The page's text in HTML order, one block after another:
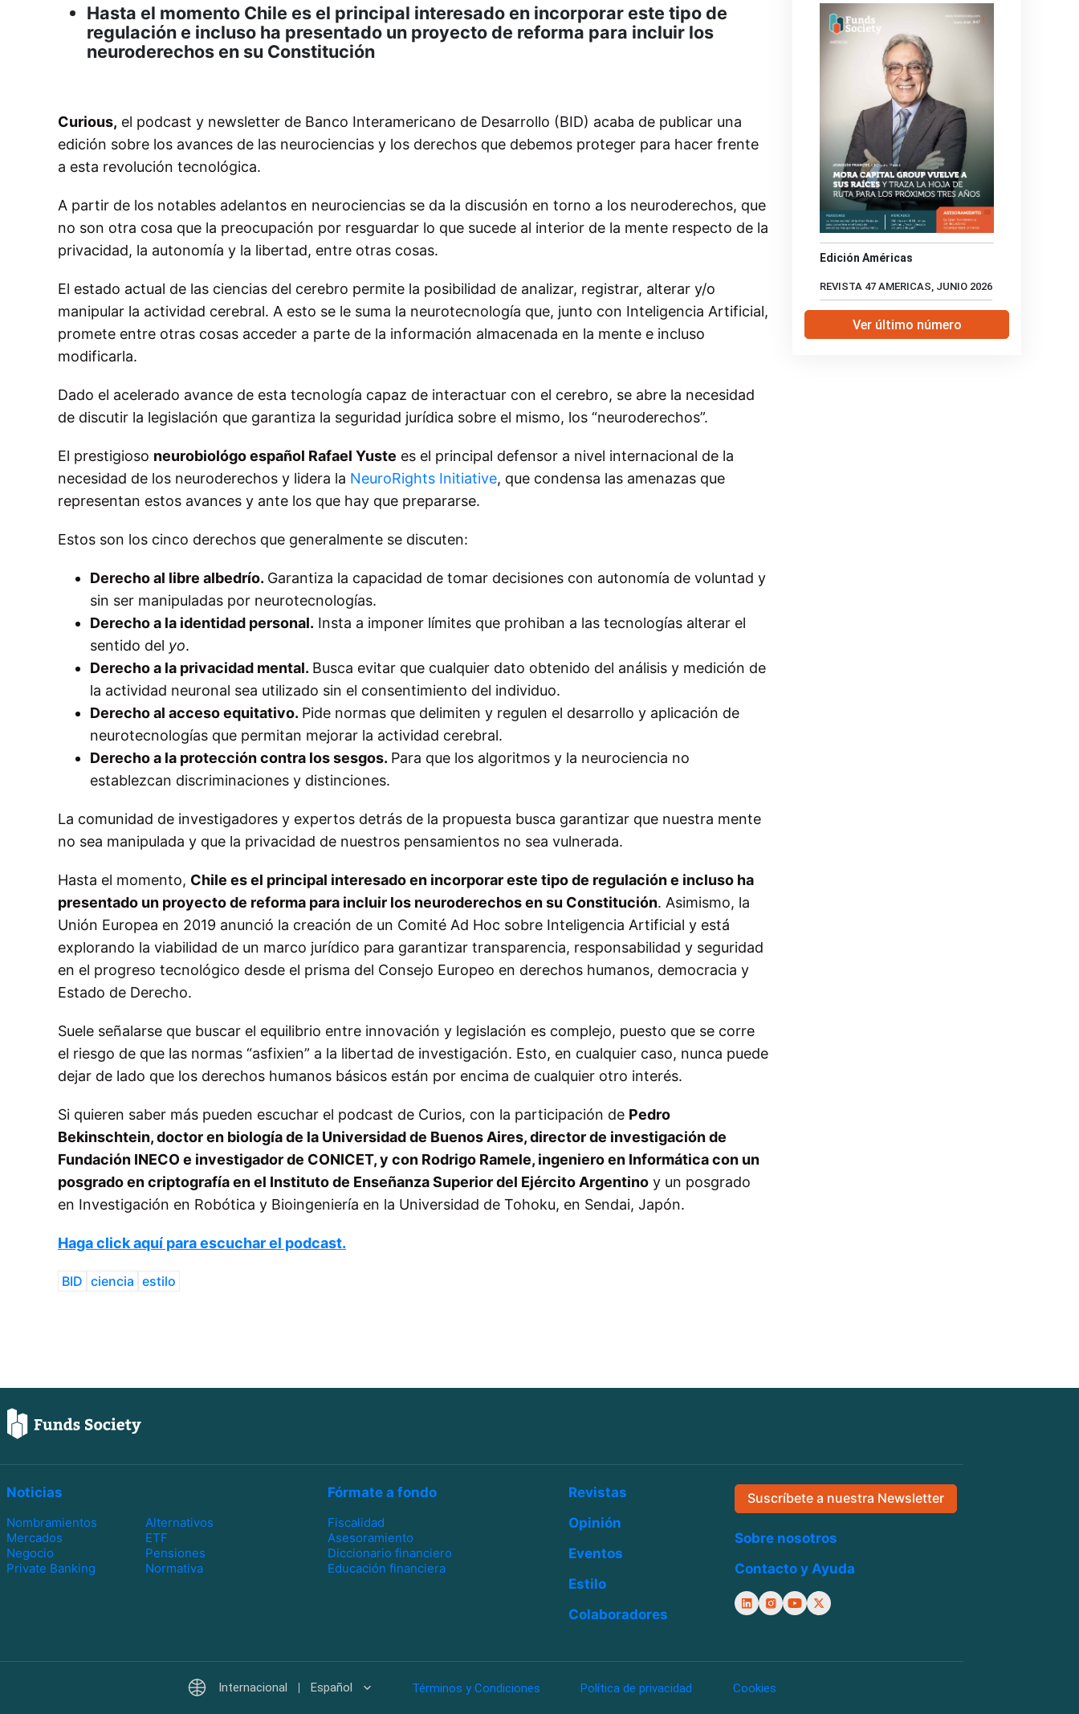
Hasta el momento Chile es el principal interesado en incorporar este tipo de
regulación e incluso ha presentado un proyecto de reforma para incluir los
neuroderechos en su Constitución
Curious, el podcast y newsletter de Banco Interamericano de Desarrollo (BID) acaba de publicar una
edición sobre los avances de las neurociencias y los derechos que debemos proteger para hacer frente
a esta revolución tecnológica.
A partir de los notables adelantos en neurociencias se da la discusión en torno a los neuroderechos, que
no son otra cosa que la preocupación por resguardar lo que sucede al interior de la mente respecto de la
privacidad, la autonomía y la libertad, entre otras cosas.
El estado actual de las ciencias del cerebro permite la posibilidad de analizar, registrar, alterar y/o
manipular la actividad cerebral. A esto se le suma la neurotecnología que, junto con Inteligencia Artificial,
promete entre otras cosas acceder a parte de la información almacenada en la mente e incluso
modificarla.
Dado el acelerado avance de esta tecnología capaz de interactuar con el cerebro, se abre la necesidad
de discutir la legislación que garantiza la seguridad jurídica sobre el mismo, los “neuroderechos”.
El prestigioso neurobiológo español Rafael Yuste es el principal defensor a nivel internacional de la
necesidad de los neuroderechos y lidera la NeuroRights Initiative, que condensa las amenazas que
representan estos avances y ante los que hay que prepararse.
Estos son los cinco derechos que generalmente se discuten:
Derecho al libre albedrío. Garantiza la capacidad de tomar decisiones con autonomía de voluntad y
sin ser manipuladas por neurotecnologías.
Derecho a la identidad personal. Insta a imponer límites que prohiban a las tecnologías alterar el
sentido del yo.
Derecho a la privacidad mental. Busca evitar que cualquier dato obtenido del análisis y medición de
la actividad neuronal sea utilizado sin el consentimiento del individuo.
Derecho al acceso equitativo. Pide normas que delimiten y regulen el desarrollo y aplicación de
neurotecnologías que permitan mejorar la actividad cerebral.
Derecho a la protección contra los sesgos. Para que los algoritmos y la neurociencia no
establezcan discriminaciones y distinciones.
La comunidad de investigadores y expertos detrás de la propuesta busca garantizar que nuestra mente
no sea manipulada y que la privacidad de nuestros pensamientos no sea vulnerada.
Hasta el momento, Chile es el principal interesado en incorporar este tipo de regulación e incluso ha
presentado un proyecto de reforma para incluir los neuroderechos en su Constitución. Asimismo, la
Unión Europea en 2019 anunció la creación de un Comité Ad Hoc sobre Inteligencia Artificial y está
explorando la viabilidad de un marco jurídico para garantizar transparencia, responsabilidad y seguridad
en el progreso tecnológico desde el prisma del Consejo Europeo en derechos humanos, democracia y
Estado de Derecho.
Suele señalarse que buscar el equilibrio entre innovación y legislación es complejo, puesto que se corre
el riesgo de que las normas “asfixien” a la libertad de investigación. Esto, en cualquier caso, nunca puede
dejar de lado que los derechos humanos básicos están por encima de cualquier otro interés.
Si quieren saber más pueden escuchar el podcast de Curios, con la participación de Pedro
Bekinschtein, doctor en biología de la Universidad de Buenos Aires, director de investigación de
Fundación INECO e investigador de CONICET, y con Rodrigo Ramele, ingeniero en Informática con un
posgrado en criptografía en el Instituto de Enseñanza Superior del Ejército Argentino y un posgrado
en Investigación en Robótica y Bioingeniería en la Universidad de Tohoku, en Sendai, Japón.
Haga click aquí para escuchar el podcast.
BID ciencia estilo
Edición Américas
REVISTA 47 AMERICAS, JUNIO 2026
Ver último número
Noticias
Nombramientos
Alternativos
Mercados
ETF
Negocio
Pensiones
Private Banking
Normativa
Fórmate a fondo
Fiscalidad
Asesoramiento
Diccionario financiero
Educación financiera
Revistas
Opinión
Eventos
Estilo
Colaboradores
Suscríbete a nuestra Newsletter
Sobre nosotros
Contacto y Ayuda
Internacional Español Términos y Condiciones Política de privacidad Cookies